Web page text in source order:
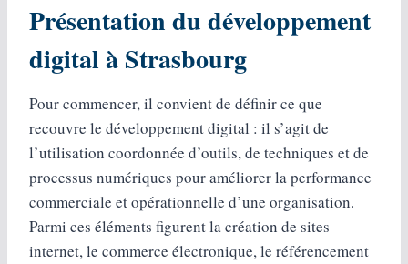
Présentation du développement
digital à Strasbourg
Pour commencer, il convient de définir ce que
recouvre le développement digital : il s’agit de
l’utilisation coordonnée d’outils, de techniques et de
processus numériques pour améliorer la performance
commerciale et opérationnelle d’une organisation.
Parmi ces éléments figurent la création de sites
internet, le commerce électronique, le référencement